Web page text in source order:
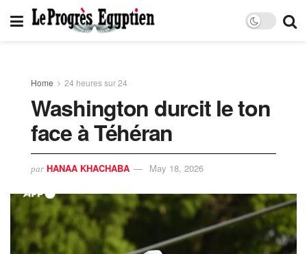
Home 24 heures sur 24
Washington durcit le ton
face à Téhéran
par HANAA KHACHABA May 18, 2026